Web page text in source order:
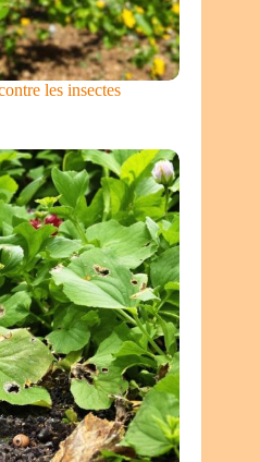
les insectes